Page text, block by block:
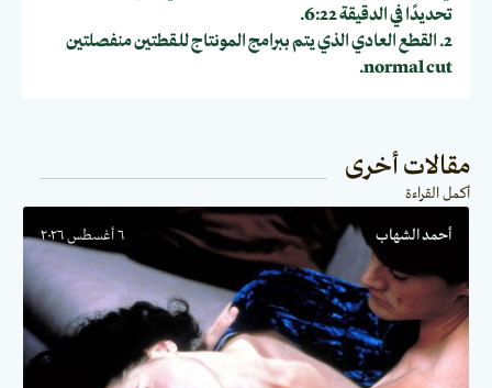
تحديدًا في الدقيقة 6:22.
2. القطع العادي الذي يتم ببرامج المونتاج للـقطتين منفصلتين
normal cut.
مقالات أخرى
أكمل القراءة
أحمد الشهاب ٦ أغسطس ٢٠٢٦